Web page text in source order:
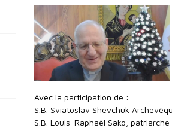
Avec la participation de :
S.B. Sviatoslav Shevchuk
S.B. Louis-Raphaël Sako,